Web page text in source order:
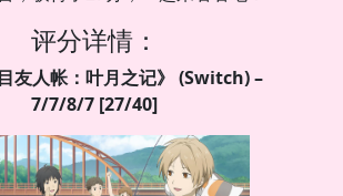
评分详情：
目友人帐：叶月之记》 (Switch) –
7/7/8/7 [27/40]